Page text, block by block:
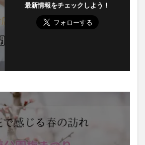
最新情報をチェックしよう！